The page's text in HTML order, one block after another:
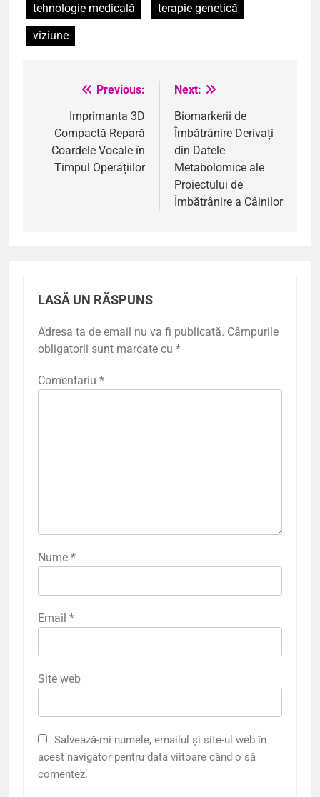
tehnologie medicală
terapie genetică
viziune
Navigare
articole
Previous:
Imprimanta 3D
Compactă Repară
Coardele Vocale în
Timpul Operațiilor
Next:
Biomarkerii de
Îmbătrânire Derivați
din Datele
Metabolomice ale
Proiectului de
Îmbătrânire a Câinilor
LASĂ UN RĂSPUNS
Adresa ta de email nu va fi publicată. Câmpurile
obligatorii sunt marcate cu *
Comentariu *
Nume *
Email *
Site web
Salvează-mi numele, emailul și site-ul web în
acest navigator pentru data viitoare când o să
comentez.